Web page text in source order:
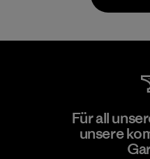
MAS Active
Factory
Für all
unsere